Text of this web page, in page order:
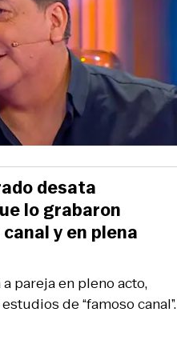
pareja en pleno acto,
de “famoso canal”.
desata
lo grabaron
y en plena